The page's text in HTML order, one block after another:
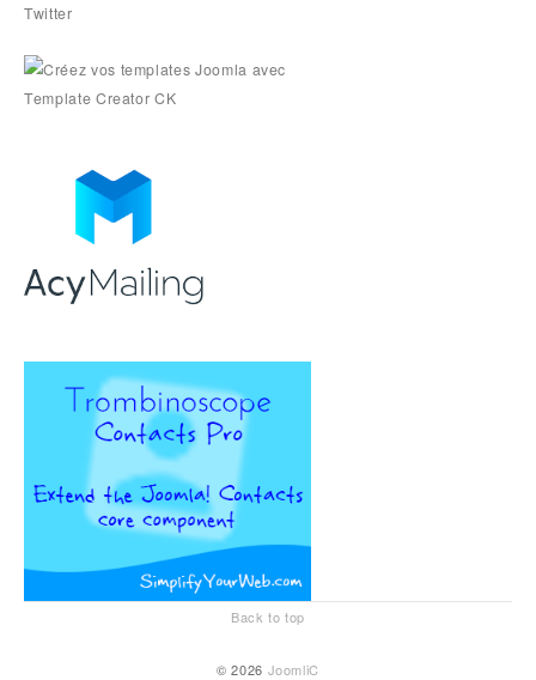
Twitter
Back to top
© 2026 JoomliC